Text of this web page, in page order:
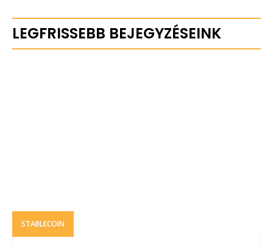
LEGFRISSEBB BEJEGYZÉSEINK
STABLECOIN